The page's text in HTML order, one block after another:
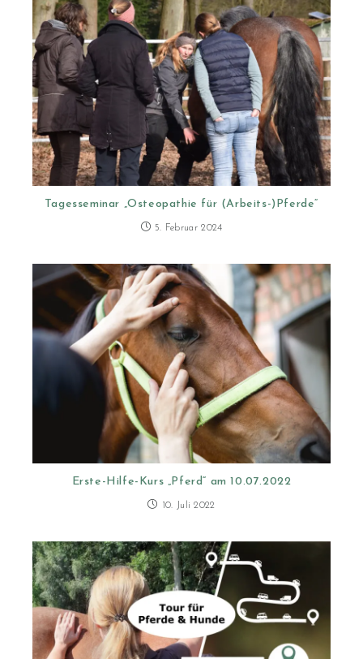
Tagesseminar „Osteopathie für (Arbeits-)Pferde“
5. Februar 2024
Erste-Hilfe-Kurs „Pferd“ am 10.07.2022
10. Juli 2022